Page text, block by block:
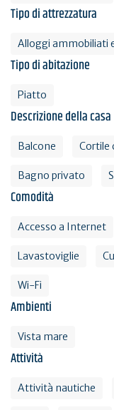
Tipo di attrezzatura
Alloggi ammobiliati
Tipo di abitazione
Piatto
Descrizione della casa
Balcone Cortile
Bagno privato
Comodità
Accesso a Internet
Lavastoviglie
Wi-Fi
Ambienti
Vista mare
Attività
Attività nautiche